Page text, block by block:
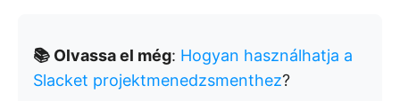
📚 Olvassa el még: Hogyan használhatja a
Slacket projektmenedzsmenthez?